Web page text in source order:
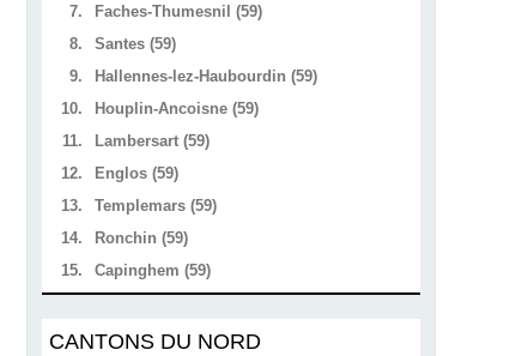
7.
Faches-Thumesnil (59)
8.
Santes (59)
9.
Hallennes-lez-Haubourdin (59)
10.
Houplin-Ancoisne (59)
11.
Lambersart (59)
12.
Englos (59)
13.
Templemars (59)
14.
Ronchin (59)
15.
Capinghem (59)
CANTONS DU NORD